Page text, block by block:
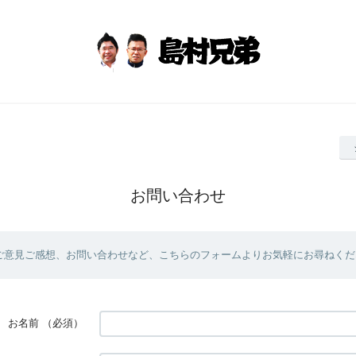
お問い合わせ
意見ご感想、お問い合わせなど、こちらのフォームよりお気軽にお尋ねくだ
お名前 （必須）